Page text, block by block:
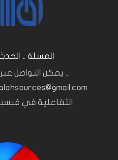
المسلة ..
.. يمكن التواصل عبر
التفاعلية في